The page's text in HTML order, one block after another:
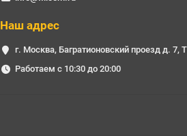
Наш адрес
г. Москва, Багратионовский проезд д. 7,
Работаем с 10:30 до 20:00